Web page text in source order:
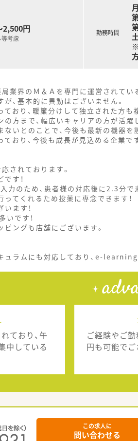
2,500円
考慮
勤務時間
業界のＭ＆Ａを専門に運営されてい
、基本的に異動はございません。
おり、暖簾分けして独立された方も
方まで、幅広いキャリアの方が活躍
いとのことで、今後も最新の機器を
おり、今後も成長が見込める企業です
されております。
す！
のため、患者様の対応後に2.3分で
てくれるため投薬に専念できます！
ます！
です！
ングも店舗にございます。
ラムにも対応しており、e-learning
ており、午
中している
ご経験やご
円も可能でご
この求人に
問い合わせる